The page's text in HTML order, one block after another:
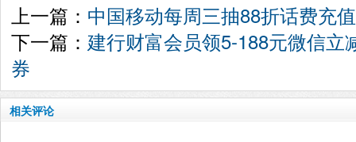
上一篇： 中国移动每周三抽88折话费充
下一篇： 建行财富会员领5-188元微信立
券
相关评论